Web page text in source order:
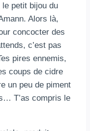
le petit bijou du
Alors là,
concocter des
c’est pas
pires ennemis,
coups de cidre
un peu de piment
T’as compris le